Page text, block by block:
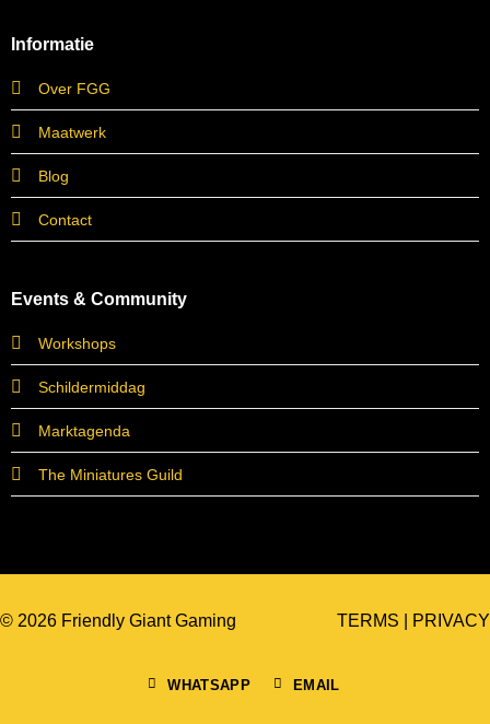
Informatie
Over FGG
Maatwerk
Blog
Contact
Events & Community
Workshops
Schildermiddag
Marktagenda
The Miniatures Guild
© 2026 Friendly Giant Gaming
WHATSAPP EMAIL
TERMS PRIVACY